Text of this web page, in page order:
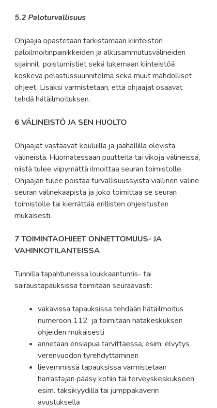
5.2 Paloturvallisuus
Ohjaajia opastetaan tarkistamaan kiinteistön
paloilmoitinpainikkeiden ja alkusammutusvälineiden
sijainnit, poistumistiet sekä lukemaan kiinteistöä
koskeva pelastussuunnitelma sekä muut mahdolliset
ohjeet. Lisäksi varmistetaan, että ohjaajat osaavat
tehdä hätäilmoituksen.
6 VÄLINEISTÖ JA SEN HUOLTO
Ohjaajat vastaavat kouluilla ja jäähallilla olevista
välineistä. Huomatessaan puutteita tai vikoja välineissä,
niistä tulee viipymättä ilmoittaa seuran toimistolle.
Ohjaajan tulee poistaa turvallisuussyistä viallinen väline
seuran välinekaapista ja joko toimittaa se seuran
toimistolle tai kierrättää erillisten ohjeistusten
mukaisesti.
7 TOIMINTAOHJEET ONNETTOMUUS- JA
VAHINKOTILANTEISSA
Tunnilla tapahtuneissa loukkaantumis- tai
sairaustapauksissa toimitaan seuraavasti:
vakavissa tapauksissa tehdään hätäilmoitus
numeroon 112 ja toimitaan hätäkeskuksen
ohjeiden mukaisesti
annetaan ensiapua tarvittaessa, esim. elvytys,
verenvuodon tyrehdyttäminen
lievemmissä tapauksissa varmistetaan
harrastajan pääsy kotiin tai terveyskeskukseen
esim. taksikyydillä tai jumppakaverin
avustuksella